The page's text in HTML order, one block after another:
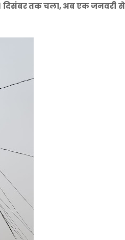
दिसंबर तक चला, अब एक जनवरी